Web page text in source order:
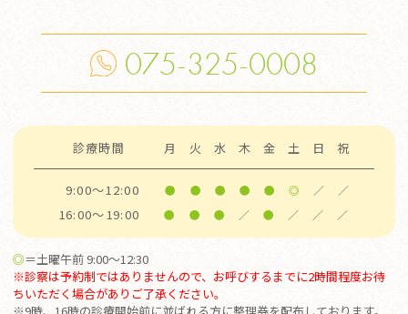
075-325-0008
診療時間 月 火 水 木 金 土 日 祝
9:00～12:00 ● ● ● ● ● ◎ ／ ／
16:00～19:00 ● ● ● ／ ● ／ ／ ／
◎＝土曜午前 9:00～12:30
※診察は予約制ではありませんので、お呼びするまでに2時間程度お待
ちいただく場合がありご了承ください。
※9時、16時の診療開始前に並ばれる方に整理券を配布しております。